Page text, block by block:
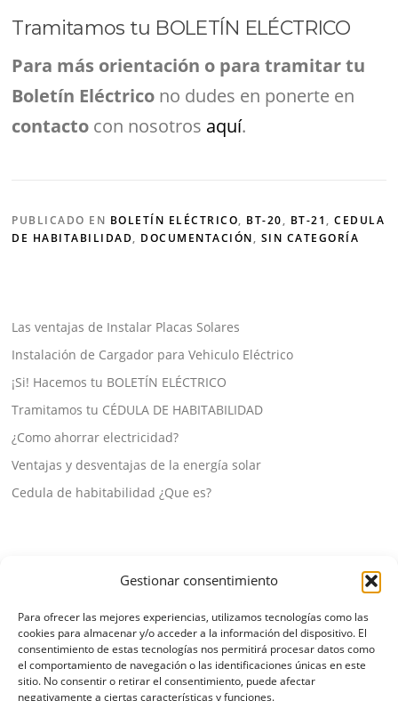
Gestionar consentimiento
Para ofrecer las mejores experiencias, utilizamos tecnologías como las
cookies para almacenar y/o acceder a la información del dispositivo. El
consentimiento de estas tecnologías nos permitirá procesar datos como
el comportamiento de navegación o las identificaciones únicas en este
sitio. No consentir o retirar el consentimiento, puede afectar
negativamente a ciertas características y funciones.
Tramitamos tu BOLETÍN ELÉCTRICO
Para más orientación o para tramitar tu
Boletín Eléctrico no dudes en ponerte en
contacto con nosotros aquí.
PUBLICADO EN BOLETÍN ELÉCTRICO, BT-20, BT-21 ,CEDULA
DE HABITABILIDAD, DOCUMENTACIÓN, SIN CATEGORÍA
Las ventajas de Instalar Placas Solares
Instalación de Cargador para Vehiculo Eléctrico
¡Si! Hacemos tu BOLETÍN ELÉCTRICO
Tramitamos tu CÉDULA DE HABITABILIDAD
¿Como ahorrar electricidad?
Ventajas y desventajas de la energía solar
Cedula de habitabilidad ¿Que es?
TEMITAS LEGALES
Política de cookies
Política de privacidad